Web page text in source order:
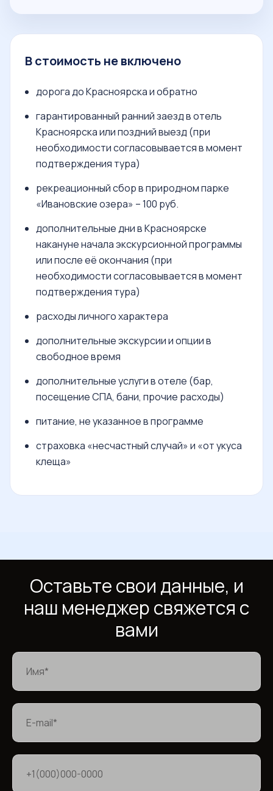
В стоимость не включено
дорога до Красноярска и обратно
гарантированный ранний заезд в отель
Красноярска или поздний выезд (при
необходимости согласовывается в момент
подтверждения тура)
рекреационный сбор в природном парке
«Ивановские озера» – 100 руб.
дополнительные дни в Красноярске
накануне начала экскурсионной программы
или после её окончания (при
необходимости согласовывается в момент
подтверждения тура)
расходы личного характера
дополнительные экскурсии и опции в
свободное время
дополнительные услуги в отеле (бар,
посещение СПА, бани, прочие расходы)
питание, не указанное в программе
страховка «несчастный случай» и «от укуса
клеща»
Оставьте свои данные, и
наш менеджер свяжется с
вами